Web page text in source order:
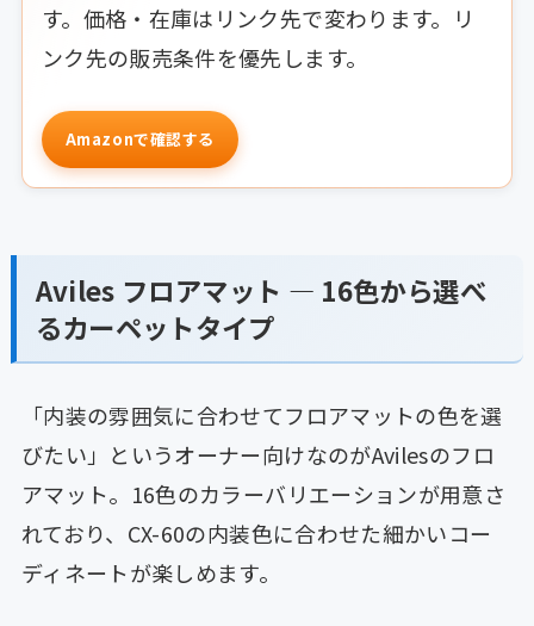
す。価格・在庫はリンク先で変わります。リ
ンク先の販売条件を優先します。
Amazonで確認する
Aviles フロアマット — 16色から選べ
るカーペットタイプ
「内装の雰囲気に合わせてフロアマットの色を選
びたい」というオーナー向けなのがAvilesのフロ
アマット。16色のカラーバリエーションが用意さ
れており、CX-60の内装色に合わせた細かいコー
ディネートが楽しめます。